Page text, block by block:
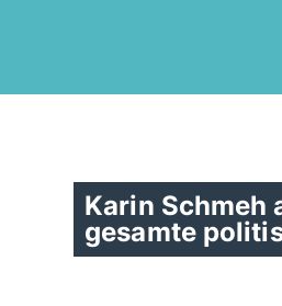
Karin Schmeh
gesamte